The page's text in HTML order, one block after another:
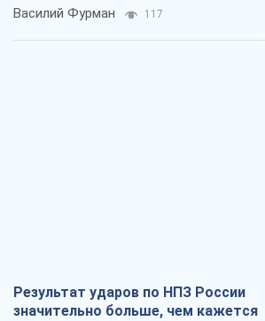
Василий Фурман 117
Результат ударов по НПЗ России
значительно больше, чем кажется